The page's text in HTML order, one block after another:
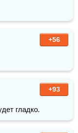
+56
+93
гладко.